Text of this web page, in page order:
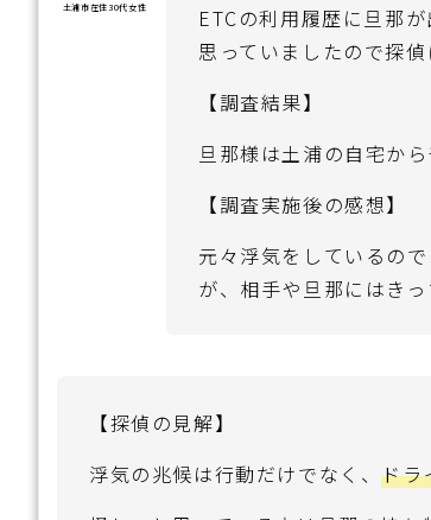
土浦市在住30代女性
ETCの利用履歴に旦那
思っていましたので探偵
【調査結果】
旦那様は土浦の自宅か
【調査実施後の感想】
元々浮気をしているの
が、相手や旦那にはき
【探偵の見解】
浮気の兆候は行動だけでなく、ドラ